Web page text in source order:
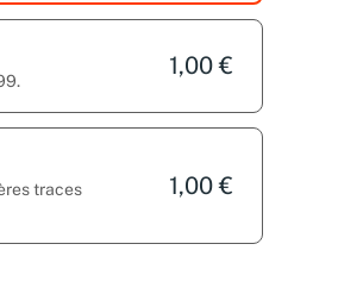
1,00 €
traces
1,00 €